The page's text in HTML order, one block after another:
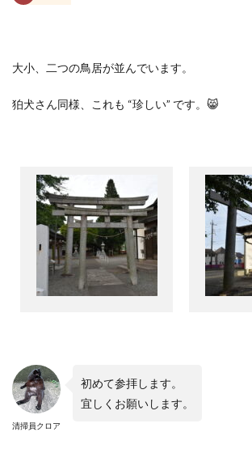
大小、二つの鳥居が並んでいます。
狛犬さん同様、これも “珍しい” です。 😸
清掃員クロア
初めて参拝します。
宜しくお願いします。